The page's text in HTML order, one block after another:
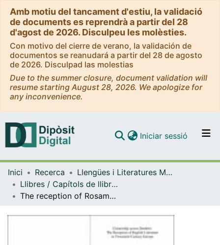
Amb motiu del tancament d'estiu, la validació
de documents es reprendrà a partir del 28
d'agost de 2026. Disculpeu les molèsties.
Con motivo del cierre de verano, la validación de
documentos se reanudará a partir del 28 de agosto
de 2026. Disculpad las molestias
Due to the summer closure, document validation will
resume starting August 28, 2026. We apologize for
any inconvenience.
Navega per tot el DD
Iniciar sessió (current)
Inici Recerca
Llengües i Literatures Modernes i Estudis Anglesos
Llibres / Capítols de llibre (Llengües i Literatures Modernes i Estudis Anglesos)
The reception of Rosamond Lehmann in Franco's Spain